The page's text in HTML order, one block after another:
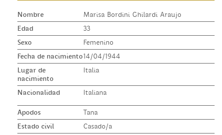
Nombre
Marisa Bordini Ghilardi Araujo
Edad
33
Sexo
Femenino
Fecha de nacimiento14/04/1944
Lugar de
nacimiento
Italia
Nacionalidad Italiana
Apodos
Tana
Estado civil
Casado/a